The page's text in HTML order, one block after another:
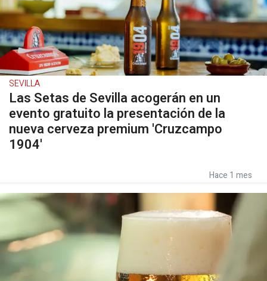
SEVILLA
Las Setas de Sevilla acogerán en un
evento gratuito la presentación de la
nueva cerveza premium 'Cruzcampo
1904'
Hace 1 mes